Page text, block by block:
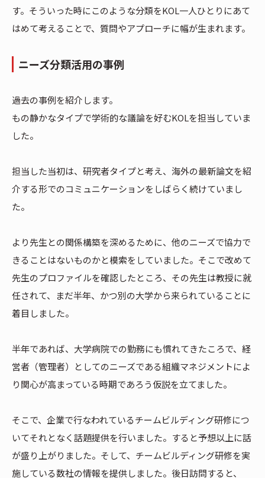
す。そういった時にこのような分類をKOL一人ひとりにあて
はめて考えることで、質問やアプローチに幅が生まれます。
ニーズ分類活用の事例
過去の事例を紹介します。
もの静かなタイプで学術的な議論を好むKOLを担当していま
した。
担当した当初は、研究者タイプと考え、海外の最新論文を紹
介する形でのコミュニケーションをしばらく続けていまし
た。
より先生との関係構築を深めるために、他のニーズで協力で
きることはないものかと模索をしていました。そこで改めて
先生のプロファイルを確認したところ、その先生は教授に就
任されて、まだ半年、かつ別の大学から来られていることに
着目しました。
半年であれば、大学病院での勤務にも慣れてきたころで、経
営者（管理者）としてのニーズである組織マネジメントによ
り関心が高まっている時期であろう仮説を立てました。
そこで、企業で行なわれているチームビルディング研修につ
いてそれとなく話題提供を行いました。すると予想以上に話
が盛り上がりました。そして、チームビルディング研修を実
施している数社の情報を提供しました。後日訪問すると、